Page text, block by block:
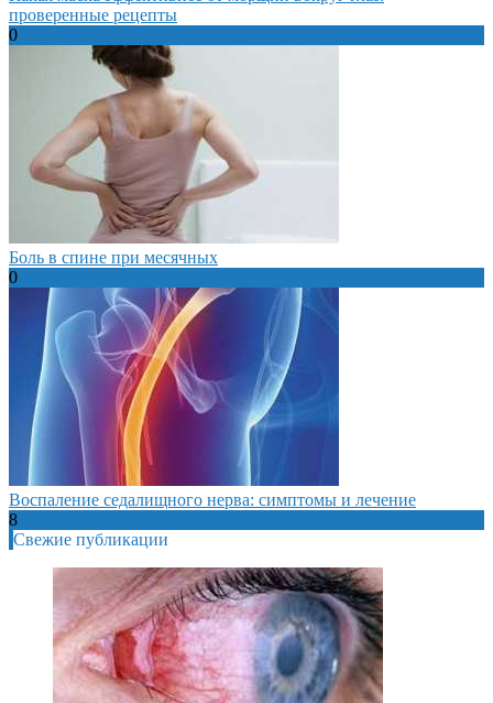
проверенные рецепты
0
Боль в спине при месячных
0
Воспаление седалищного нерва: симптомы и лечение
8
Свежие публикации